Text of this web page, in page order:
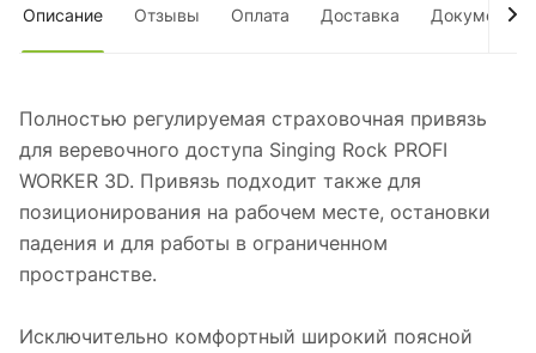
Описание Отзывы Оплата Доставка Документы
Полностью регулируемая страховочная привязь
для веревочного доступа Singing Rock PROFI
WORKER 3D. Привязь подходит также для
позиционирования на рабочем месте, остановки
падения и для работы в ограниченном
пространстве.
Исключительно комфортный широкий поясной